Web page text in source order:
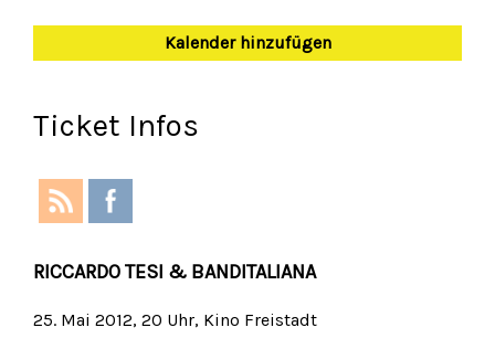
Kalender hinzufügen
Ticket Infos
RICCARDO TESI & BANDITALIANA
25. Mai 2012, 20 Uhr, Kino Freistadt